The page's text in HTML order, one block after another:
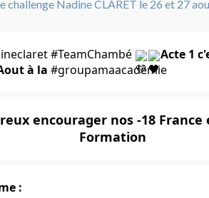
#TeamChambé
Acte 1
à la #groupamaacadémie
encourager nos -18
Formation
: